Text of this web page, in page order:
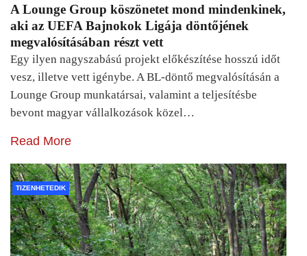
A Lounge Group köszönetet mond mindenkinek,
aki az UEFA Bajnokok Ligája döntőjének
megvalósításában részt vett
Egy ilyen nagyszabású projekt előkészítése hosszú időt
vesz, illetve vett igénybe. A BL-döntő megvalósításán a
Lounge Group munkatársai, valamint a teljesítésbe
bevont magyar vállalkozások közel…
Read More
TIZENHETEDIK